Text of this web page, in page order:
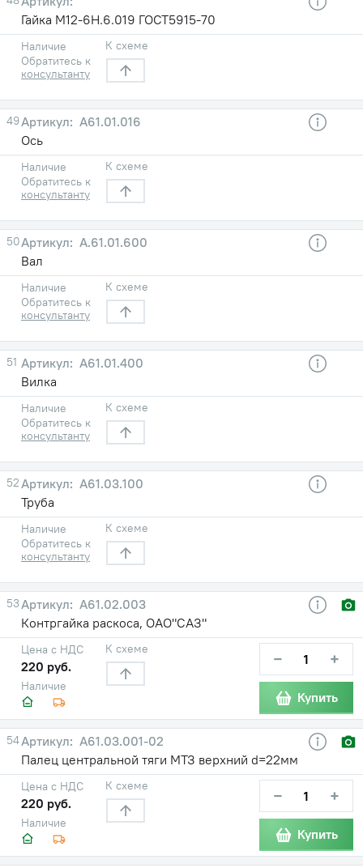
Гайка М12-6Н.6.019 ГОСТ5915-70
Наличие
Обратитесь к
консультанту
К схеме
49
А61.01.016
Ось
Наличие
Обратитесь к
консультанту
К схеме
50
А.61.01.600
Вал
Наличие
Обратитесь к
консультанту
К схеме
51
А61.01.400
Вилка
Наличие
Обратитесь к
консультанту
К схеме
52
А61.03.100
Труба
Наличие
Обратитесь к
консультанту
К схеме
53
А61.02.003
Контргайка раскоса, ОАО"САЗ"
Наличие
Цена с НДС
220 руб.
К схеме − +
Купить
54
А61.03.001-02
Палец центральной тяги МТЗ верхний d=22мм
Наличие
Цена с НДС
220 руб.
К схеме − +
Купить